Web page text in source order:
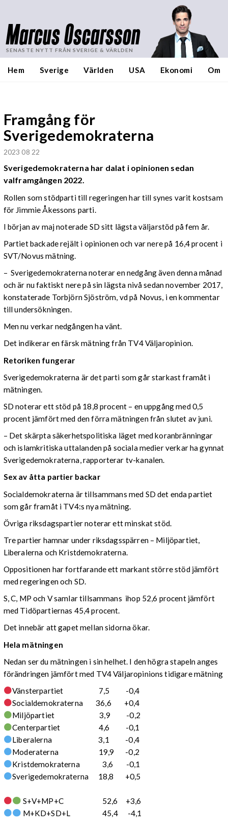
Marcus Oscarsson
SENASTE NYTT FRÅN SVERIGE & VÄRLDEN
Hem Sverige Världen USA Ekonomi Om
Framgång för
Sverigedemokraterna
2023 08 22
Sverigedemokraterna har dalat i opinionen sedan
valframgången 2022.
Rollen som stödparti till regeringen har till synes varit kostsam
för Jimmie Åkessons parti.
I början av maj noterade SD sitt lägsta väljarstöd på fem år.
Partiet backade rejält i opinionen och var nere på 16,4 procent i
SVT/Novus mätning.
– Sverigedemokraterna noterar en nedgång även denna månad
och är nu faktiskt nere på sin lägsta nivå sedan november 2017,
konstaterade Torbjörn Sjöström, vd på Novus, i en kommentar
till undersökningen.
Men nu verkar nedgången ha vänt.
Det indikerar en färsk mätning från TV4 Väljaropinion.
Retoriken fungerar
Sverigedemokraterna är det parti som går starkast framåt i
mätningen.
SD noterar ett stöd på 18,8 procent – en uppgång med 0,5
procent jämfört med den förra mätningen från slutet av juni.
– Det skärpta säkerhetspolitiska läget med koranbränningar
och islamkritiska uttalanden på sociala medier verkar ha gynnat
Sverigedemokraterna, rapporterar tv-kanalen.
Sex av åtta partier backar
Socialdemokraterna är tillsammans med SD det enda partiet
som går framåt i TV4:s nya mätning.
Övriga riksdagspartier noterar ett minskat stöd.
Tre partier hamnar under riksdagsspärren – Miljöpartiet,
Liberalerna och Kristdemokraterna.
Oppositionen har fortfarande ett markant större stöd jämfört
med regeringen och SD.
S, C, MP och V samlar tillsammans ihop 52,6 procent jämfört
med Tidöpartiernas 45,4 procent.
Det innebär att gapet mellan sidorna ökar.
Hela mätningen
Nedan ser du mätningen i sin helhet. I den högra stapeln anges
förändringen jämfört med TV4 Väljaropinions tidigare mätning
Vänsterpartiet 7,5 -0,4
Socialdemokraterna 36,6 +0,4
Miljöpartiet 3,9 -0,2
Centerpartiet 4,6 -0,1
Liberalerna 3,1 -0,4
Moderaterna 19,9 -0,2
Kristdemokraterna 3,6 -0,1
Sverigedemokraterna 18,8 +0,5
S+V+MP+C 52,6 +3,6
M+KD+SD+L 45,4 -4,1